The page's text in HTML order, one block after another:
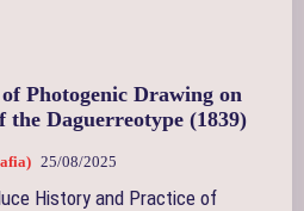
Photogenic Drawing on
Daguerreotype (1839)
25/08/2025
History and Practice of